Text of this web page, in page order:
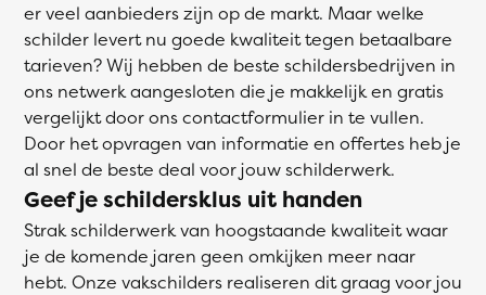
er veel aanbieders zijn op de markt. Maar welke
schilder levert nu goede kwaliteit tegen betaalbare
tarieven? Wij hebben de beste schildersbedrijven in
ons netwerk aangesloten die je makkelijk en gratis
vergelijkt door ons contactformulier in te vullen.
Door het opvragen van informatie en offertes heb je
al snel de beste deal voor jouw schilderwerk.
Geef je schildersklus uit handen
Strak schilderwerk van hoogstaande kwaliteit waar
je de komende jaren geen omkijken meer naar
hebt. Onze vakschilders realiseren dit graag voor jou